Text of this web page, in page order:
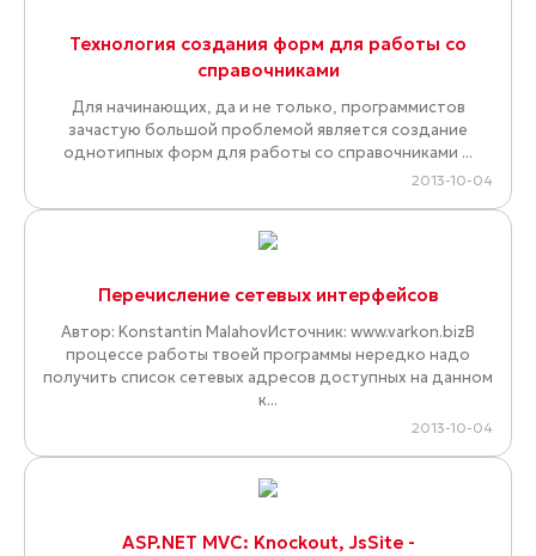
Технология создания форм для работы со
справочниками
Для начинающих, да и не только, программистов
зачастую большой проблемой является создание
однотипных форм для работы со справочниками ...
2013-10-04
Перечисление сетевых интерфейсов
Автор: Konstantin MalahovИсточник: www.varkon.bizВ
процессе работы твоей программы нередко надо
получить список сетевых адресов доступных на данном
к...
2013-10-04
ASP.NET MVC: Knockout, JsSite -